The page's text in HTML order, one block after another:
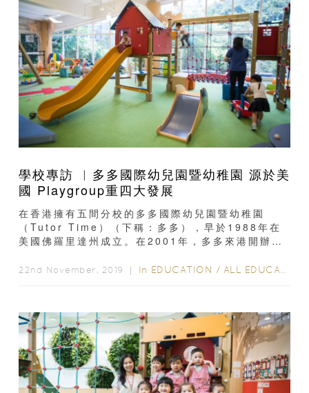
學校專訪 ︳多多國際幼兒園暨幼稚園 源於美
國 Playgroup重四大發展
在香港擁有五間分校的多多國際幼兒園暨幼稚園
（Tutor Time）（下稱：多多），早於1988年在
美國佛羅里達州成立。在2001年，多多來港開辦首
22nd November, 2019 ｜ In EDUCATION / ALL EDUCATION